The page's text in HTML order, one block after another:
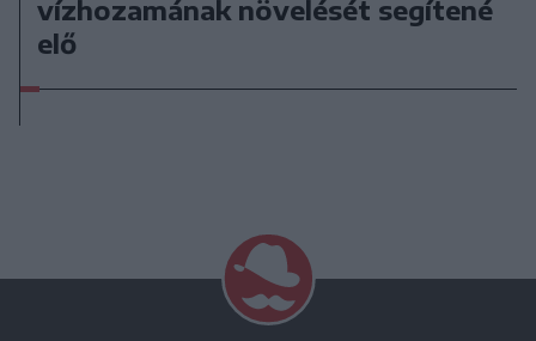
vízhozamának növelését segítené
elő